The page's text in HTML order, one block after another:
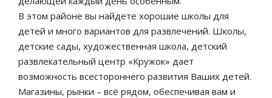
В этом районе вы найдете хорошие школы для
детей и много вариантов для развлечений. Школы,
детские сады, художественная школа, детский
развлекательный центр «Кружок» дает
возможность всестороннего развития Ваших детей.
Магазины, рынки – всё рядом, обеспечивая вам и